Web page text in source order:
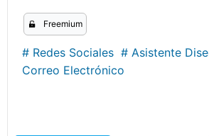
Freemium
# Redes Sociales # Asistente
Correo Electrónico